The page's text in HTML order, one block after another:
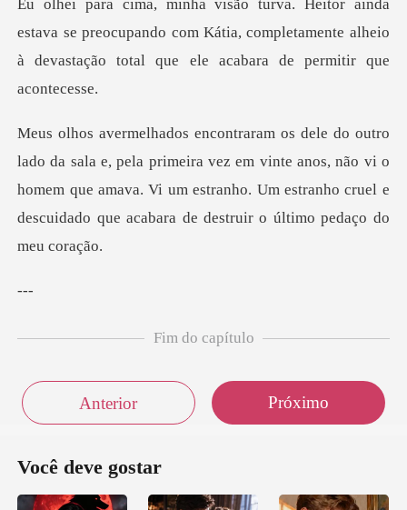
va se preocupando com Kátia, completamente alheio
à deva
imeira vez em vinte anos, não vi o
homem que amava. Vi um estranho. Um estra
-
Fim do capítulo
Anterior Próximo
Você deve gostar